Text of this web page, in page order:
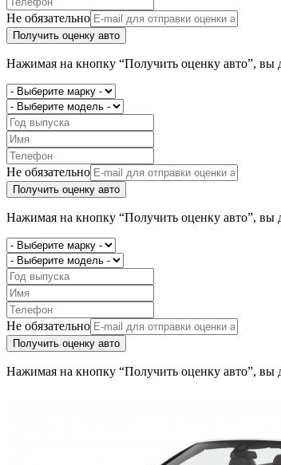
Не обязательно
Получить оценку авто
Нажимая на кнопку “Получить оценку авто”, вы
Не обязательно
Получить оценку авто
Нажимая на кнопку “Получить оценку авто”, вы
Не обязательно
Получить оценку авто
Нажимая на кнопку “Получить оценку авто”, вы